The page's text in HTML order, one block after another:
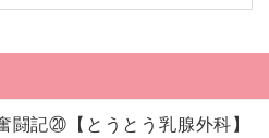
闘記⑳【とうとう乳腺外科】